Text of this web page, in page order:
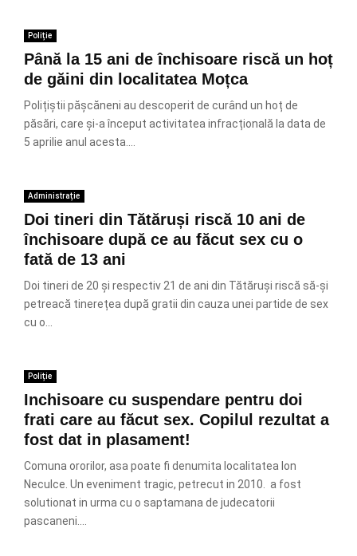
Poliție
Până la 15 ani de închisoare riscă un hoț
de găini din localitatea Moțca
Polițiștii pășcăneni au descoperit de curând un hoț de
păsări, care și-a început activitatea infracțională la data de
5 aprilie anul acesta....
Administrație
Doi tineri din Tătăruși riscă 10 ani de
închisoare după ce au făcut sex cu o
fată de 13 ani
Doi tineri de 20 și respectiv 21 de ani din Tătăruși riscă să-și
petreacă tinerețea după gratii din cauza unei partide de sex
cu o...
Poliție
Inchisoare cu suspendare pentru doi
frati care au făcut sex. Copilul rezultat a
fost dat in plasament!
Comuna ororilor, asa poate fi denumita localitatea Ion
Neculce. Un eveniment tragic, petrecut in 2010. a fost
solutionat in urma cu o saptamana de judecatorii
pascaneni....